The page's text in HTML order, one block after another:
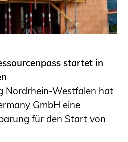
und
der IK-Bau
startet in
Nordrhein-Westfalen hat
GmbH eine
für den Start von